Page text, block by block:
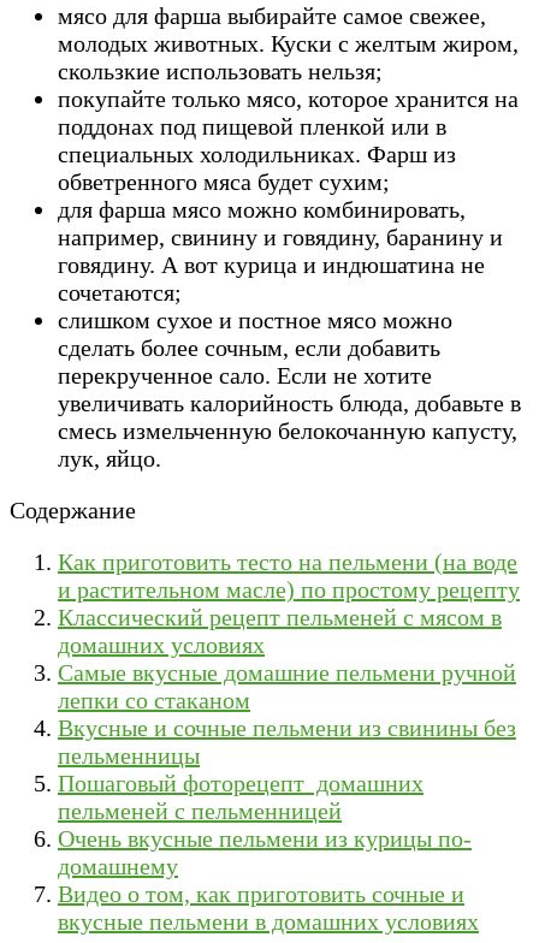
мясо для фарша выбирайте самое свежее,
молодых животных. Куски с желтым жиром,
скользкие использовать нельзя;
покупайте только мясо, которое хранится на
поддонах под пищевой пленкой или в
специальных холодильниках. Фарш из
обветренного мяса будет сухим;
для фарша мясо можно комбинировать,
например, свинину и говядину, баранину и
говядину. А вот курица и индюшатина не
сочетаются;
слишком сухое и постное мясо можно
сделать более сочным, если добавить
перекрученное сало. Если не хотите
увеличивать калорийность блюда, добавьте в
смесь измельченную белокочанную капусту,
лук, яйцо.
Содержание
Как приготовить тесто на пельмени (на воде
и растительном масле) по простому рецепту
Классический рецепт пельменей с мясом в
домашних условиях
Самые вкусные домашние пельмени ручной
лепки со стаканом
Вкусные и сочные пельмени из свинины без
пельменницы
Пошаговый фоторецепт домашних
пельменей с пельменницей
Очень вкусные пельмени из курицы по-
домашнему
Видео о том, как приготовить сочные и
вкусные пельмени в домашних условиях